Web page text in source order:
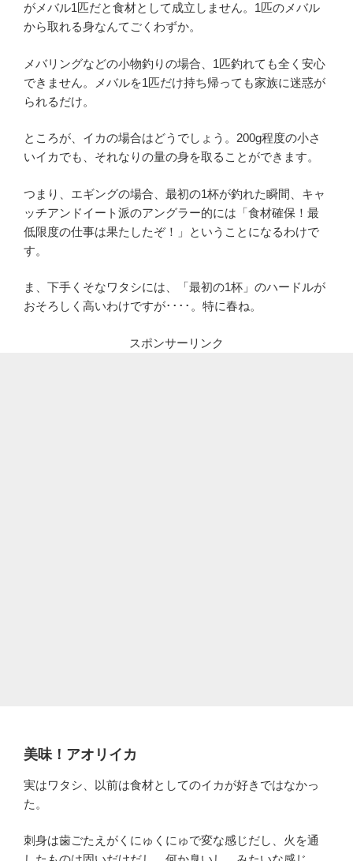
がメバル1匹だと食材として成立しません。1匹のメバル
から取れる身なんてごくわずか。
メバリングなどの小物釣りの場合、1匹釣れても全く安心
できません。メバルを1匹だけ持ち帰っても家族に迷惑が
られるだけ。
ところが、イカの場合はどうでしょう。200g程度の小さ
いイカでも、それなりの量の身を取ることができます。
つまり、エギングの場合、最初の1杯が釣れた瞬間、キャ
ッチアンドイート派のアングラー的には「食材確保！最
低限度の仕事は果たしたぞ！」ということになるわけで
す。
ま、下手くそなワタシには、「最初の1杯」のハードルが
おそろしく高いわけですが････。特に春ね。
スポンサーリンク
美味！アオリイカ
実はワタシ、以前は食材としてのイカが好きではなかっ
た。
刺身は歯ごたえがくにゅくにゅで変な感じだし、火を通